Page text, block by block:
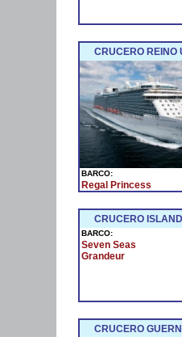
CRUCERO REINO
BARCO:
Regal Princess
CRUCERO
BARCO:
Seven Seas
Grandeur
CRUCERO